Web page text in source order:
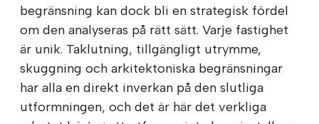
begränsning kan dock bli en strategisk fördel
om den analyseras på rätt sätt. Varje fastighet
är unik. Taklutning, tillgängligt utrymme,
skuggning och arkitektoniska begränsningar
har alla en direkt inverkan på den slutliga
utformningen, och det är här det verkliga